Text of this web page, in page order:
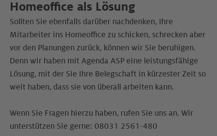
Homeoffice als Lösung
Sollten Sie ebenfalls darüber nachdenken, Ihre
Mitarbeiter ins Homeoffice zu schicken, schrecken aber
vor den Planungen zurück, können wir Sie beruhigen.
Denn wir haben mit Agenda ASP eine leistungsfähige
Lösung, mit der Sie Ihre Belegschaft in kürzester Zeit so
weit haben, dass sie von überall arbeiten kann.
Wenn Sie Fragen hierzu haben, rufen Sie uns an. Wir
unterstützen Sie gerne: 08031 2561-480